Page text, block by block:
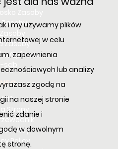
i my używamy plików
w celu
zapewnienia
lub analizy
zgodę na
na naszej stronie
zdanie i
w dowolnym
stronę.
“Campo Bosco”
27-28 Febbraio
2010
Messico;
Ispettoria
Meridionale; Casa
di Esercizi
MEM
Zasoby
Zasoby
Cyfrowa
sdb
ANS
Strony
Policy
Policy